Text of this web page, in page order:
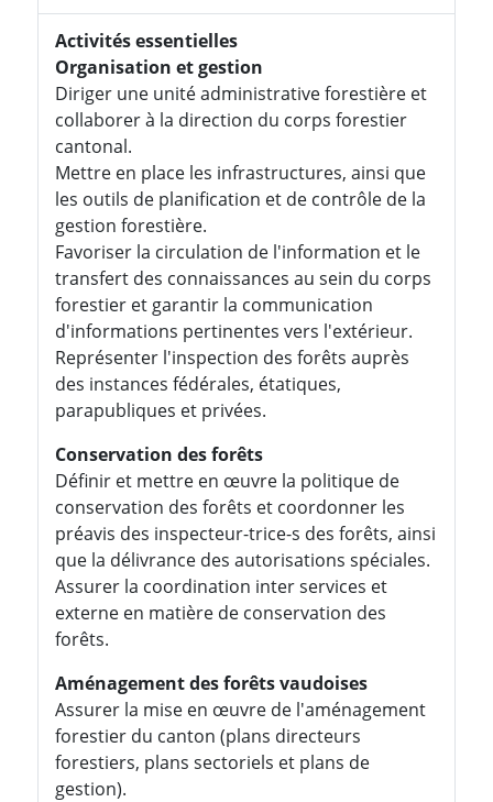
Activités essentielles
Organisation et gestion
Diriger une unité administrative forestière et
collaborer à la direction du corps forestier
cantonal.
Mettre en place les infrastructures, ainsi que
les outils de planification et de contrôle de la
gestion forestière.
Favoriser la circulation de l'information et le
transfert des connaissances au sein du corps
forestier et garantir la communication
d'informations pertinentes vers l'extérieur.
Représenter l'inspection des forêts auprès
des instances fédérales, étatiques,
parapubliques et privées.
Conservation des forêts
Définir et mettre en œuvre la politique de
conservation des forêts et coordonner les
préavis des inspecteur-trice-s des forêts, ainsi
que la délivrance des autorisations spéciales.
Assurer la coordination inter services et
externe en matière de conservation des
forêts.
Aménagement des forêts vaudoises
Assurer la mise en œuvre de l'aménagement
forestier du canton (plans directeurs
forestiers, plans sectoriels et plans de
gestion).